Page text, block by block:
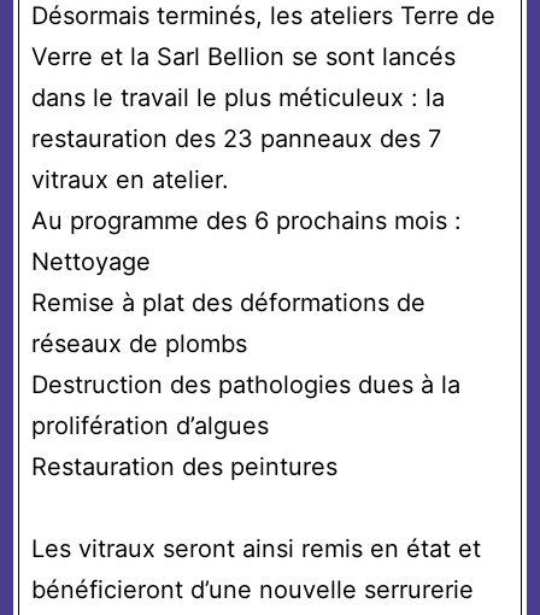
Désormais terminés, les ateliers Terre de
Verre et la Sarl Bellion se sont lancés
dans le travail le plus méticuleux : la
restauration des 23 panneaux des 7
vitraux en atelier.
Au programme des 6 prochains mois :
Nettoyage
Remise à plat des déformations de
réseaux de plombs
Destruction des pathologies dues à la
prolifération d’algues
Restauration des peintures
Les vitraux seront ainsi remis en état et
bénéficieront d’une nouvelle serrurerie